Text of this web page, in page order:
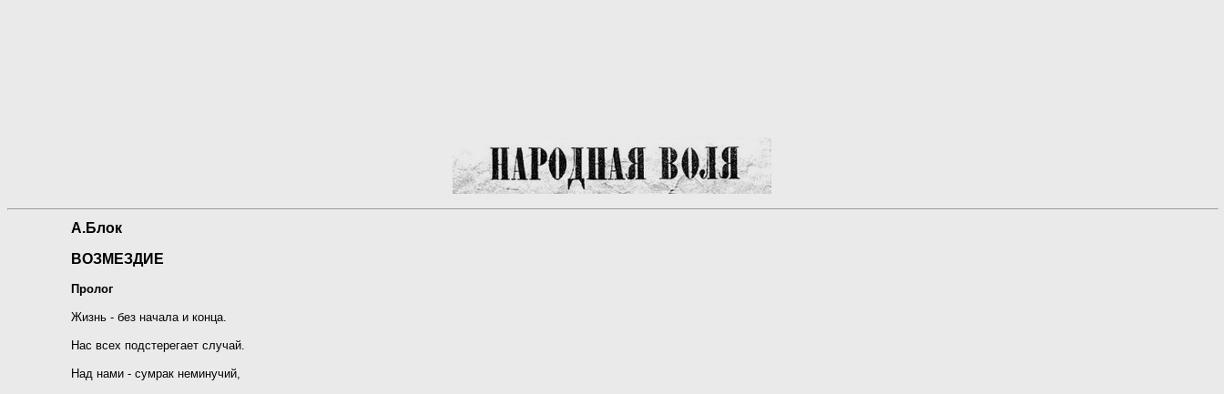
А.Блок
ВОЗМЕЗДИЕ
Пролог
Жизнь - без начала и конца.
Нас всех подстерегает случай.
Над нами - сумрак неминучий,